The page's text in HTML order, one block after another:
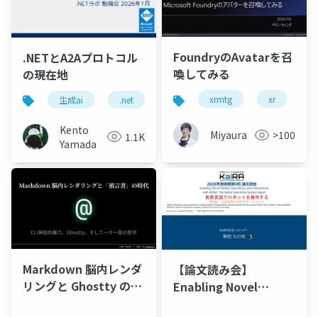
.NETとA2Aプロトコル
の現在地
生成ai .net a2a マイクロサービス
Kento
Yamada
1.1K
FoundryのAvatarを召
喚してみる
xrmtg xr
Miyaura >100
Markdown 脳内レンダ
リングと Ghostty の一
【論文読み会】
Enabling Novel